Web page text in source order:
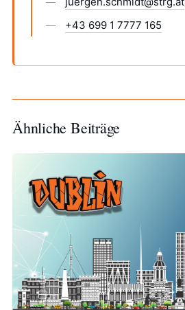
+43 699 1 7777 165
Ähnliche Beiträge